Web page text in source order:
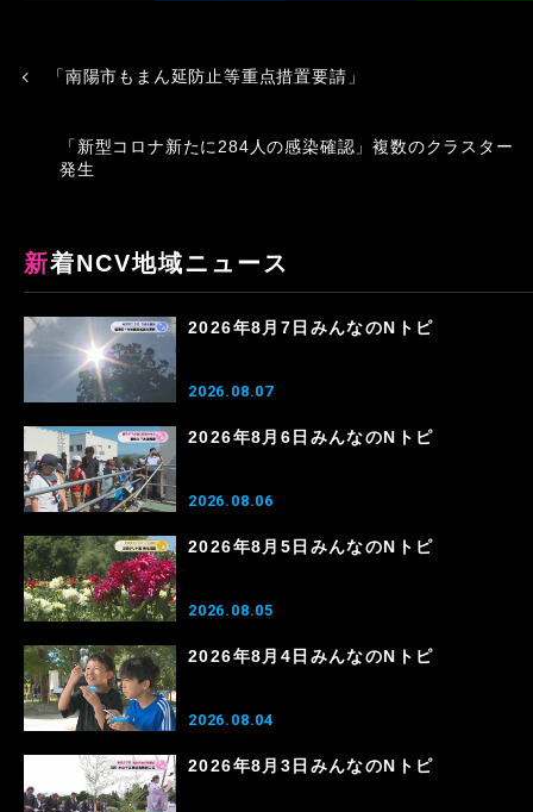
「南陽市もまん延防止等重点措置要請」
「新型コロナ新たに284人の感染確認」複数のクラスター
発生
新着NCV地域ニュース
2026年8月7日みんなのNトピ
2026.08.07
2026年8月6日みんなのNトピ
2026.08.06
2026年8月5日みんなのNトピ
2026.08.05
2026年8月4日みんなのNトピ
2026.08.04
2026年8月3日みんなのNトピ